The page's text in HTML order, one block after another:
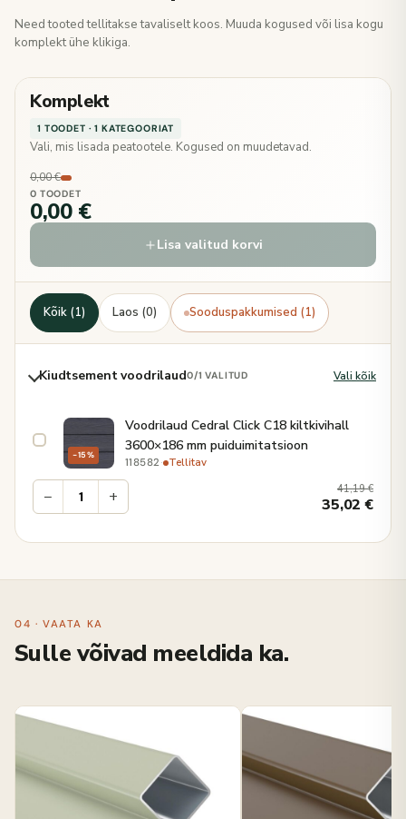
Need tooted tellitakse tavaliselt koos. Muuda kogused või lisa kogu
komplekt ühe klikiga.
Komplekt
1 TOODET · 1 KATEGOORIAT
Vali, mis lisada peatootele. Kogused on muudetavad.
0,00 €
0 TOODET
0,00 €
Lisa valitud korvi
Kõik (1) Laos (0) Sooduspakkumised (1)
Kiudtsement voodrilaud0/1 VALITUD Vali kõik
−15%
Voodrilaud Cedral Click C18 kiltkivihall
3600×186 mm puiduimitatsioon
118582 · Tellitav
− + 41,19€
35,02€
04 · VAATA KA
Sulle võivad meeldida ka.